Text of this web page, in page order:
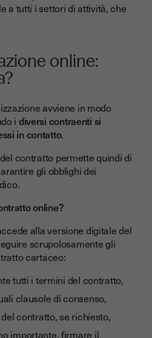
a tutti i settori di attività, che
online:
avviene in modo
i diversi contraenti si
in contatto.
contratto permette quindi di
gli obblighi dei
online?
alla versione digitale del
scrupolosamente gli
cartaceo:
tutti i termini del contratto,
clausole di consenso,
contratto, se richiesto,
importante, firmare il